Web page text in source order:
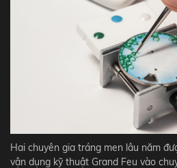
Hai chuyên gia tráng men lâu năm
vận dụng kỹ thuật Grand Feu vào